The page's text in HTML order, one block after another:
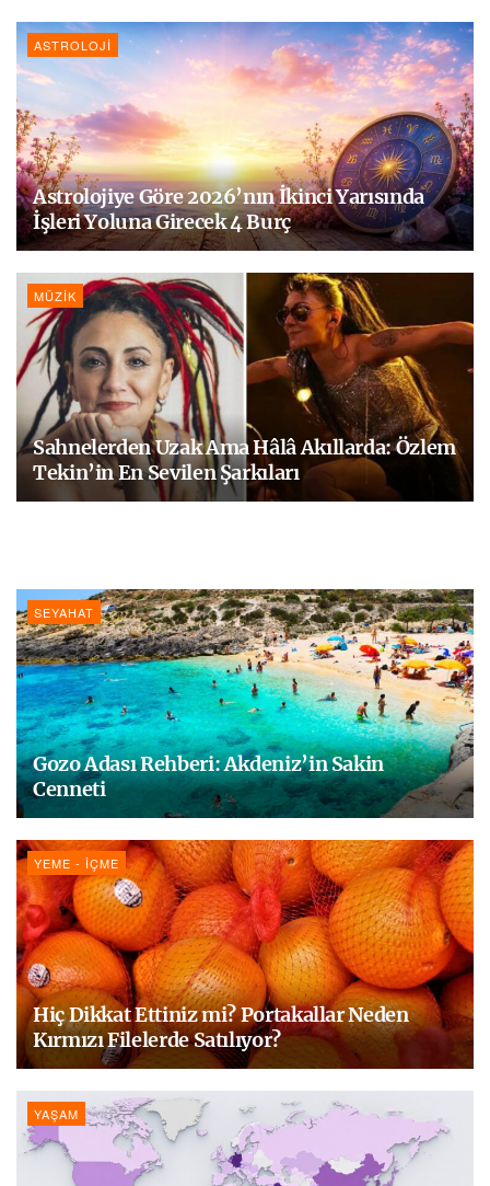
ASTROLOJI
Astrolojiye Göre 2026’nın İkinci Yarısında
İşleri Yoluna Girecek 4 Burç
MÜZIK
Sahnelerden Uzak Ama Hâlâ Akıllarda: Özlem
Tekin’in En Sevilen Şarkıları
SEYAHAT
Gozo Adası Rehberi: Akdeniz’in Sakin
Cenneti
YEME - İÇME
Hiç Dikkat Ettiniz mi? Portakallar Neden
Kırmızı Filelerde Satılıyor?
YAŞAM